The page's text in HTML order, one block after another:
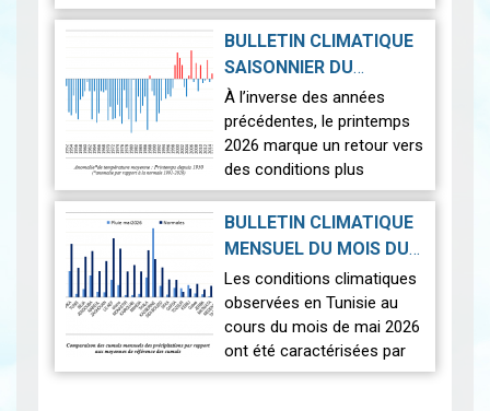
thermique, des
températures supérieures
aux normales ont été
observées sur l'en…
BULLETIN CLIMATIQUE
SAISONNIER DU
PRINTEMPS 2026|
2026-07-02
À l’inverse des années
précédentes, le printemps
2026 marque un retour vers
des conditions plus
proches de la normale,
avec un léger excédent
thermique de +0,3 °c
Nous r…
BULLETIN CLIMATIQUE
MENSUEL DU MOIS DU
MAI 2026|2026-06-17
Les conditions climatiques
observées en Tunisie au
cours du mois de mai 2026
ont été caractérisées par
des températures proches